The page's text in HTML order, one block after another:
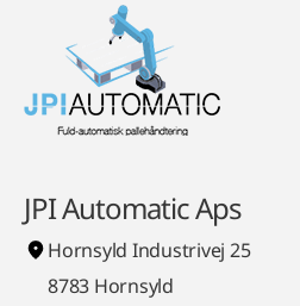
JPI Automatic Aps
Hornsyld Industrivej 25
8783 Hornsyld